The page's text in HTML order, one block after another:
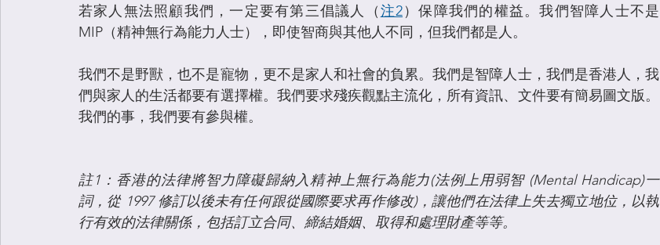
若家人無法照顧我們，一定要有第三倡議人（注2）保障我們的權益。我們智障人士不是
MIP（精神無行為能力人士），即使智商與其他人不同，但我們都是人。
我們不是野獸，也不是寵物，更不是家人和社會的負累。我們是智障人士，我們是香港人，我
們與家人的生活都要有選擇權。我們要求殘疾觀點主流化，所有資訊、文件要有簡易圖文版。
我們的事，我們要有參與權。
註1：香港的法律將智力障礙歸納入精神上無行為能力(法例上用弱智 (Mental Handicap)一
詞，從 1997 修訂以後未有任何跟從國際要求再作修改)，讓他們在法律上失去獨立地位，以執
行有效的法律關係，包括訂立合同、締結婚姻、取得和處理財產等等。